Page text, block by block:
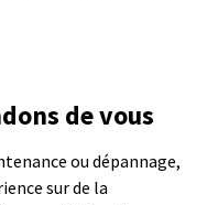
de vous
ou dépannage,
sur de la